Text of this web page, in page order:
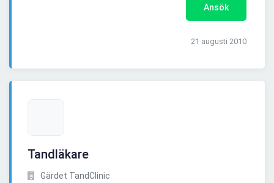
Ansök
21 augusti 2010
Tandläkare
Gärdet TandClinic